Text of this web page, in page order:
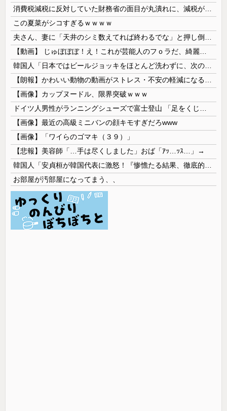
消費税減税に反対していた財務省の面目が丸潰れに、減税が決まった途端に市場が動き出したが……
この夏菜がシコすぎるｗｗｗｗ
夫さん、妻に「天井のシミ数えてれば終わるでな」と押し倒されて性行為 → 凄いことになるｗｗｗｗｗ
【動画】 じゅぼぼぼ！え！これが芸能人のフｏラだ、綺麗な顔とお口でこんなことしているだ 笑
韓国人「日本ではビールジョッキをほとんど洗わずに、次の客に出すんだ！ これが証拠の映像だ!!」……あー、なるほどですねー。韓国には「アレ」がないんだ？
【朗報】かわいい動物の動画がストレス・不安の軽減になる可能性。英大学の研究で実証
【画像】カップヌードル、限界突破ｗｗｗ
ドイツ人男性がランニングシューズで富士登山 「足をくじいて動けない」
【画像】最近の高級ミニバンの顔キモすぎだろwww
【画像】「ワイらのゴマキ（３９）」
【悲報】美容師「…手は尽くしました」おば「ｱｯ…ｯｽ…」→
韓国人「安貞桓が韓国代表に激怒！『惨憺たる結果、徹底的な刷新が必要だ』と監督や協会を痛烈批判」
お部屋が汚部屋になってまう、、